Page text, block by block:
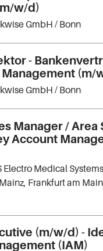
w/d)
GmbH/ Bonn
-
(m/
GmbH/ Bonn
Manager / Area
Account
Electro Medical
Frankfurt am
(m/w/d) -
(IAM)